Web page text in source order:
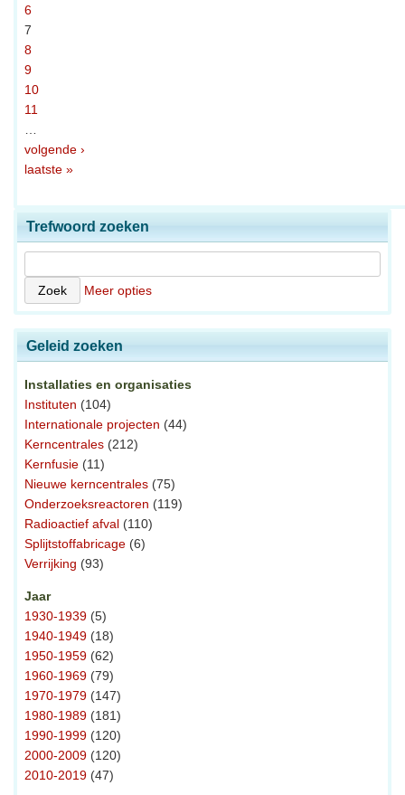
6
7
8
9
10
11
…
volgende ›
laatste »
Trefwoord zoeken
Meer opties
Geleid zoeken
Installaties en organisaties
Instituten (104)
Internationale projecten (44)
Kerncentrales (212)
Kernfusie (11)
Nieuwe kerncentrales (75)
Onderzoeksreactoren (119)
Radioactief afval (110)
Splijtstoffabricage (6)
Verrijking (93)
Jaar
1930-1939 (5)
1940-1949 (18)
1950-1959 (62)
1960-1969 (79)
1970-1979 (147)
1980-1989 (181)
1990-1999 (120)
2000-2009 (120)
2010-2019 (47)